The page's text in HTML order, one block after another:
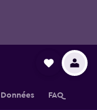
Données FAQ